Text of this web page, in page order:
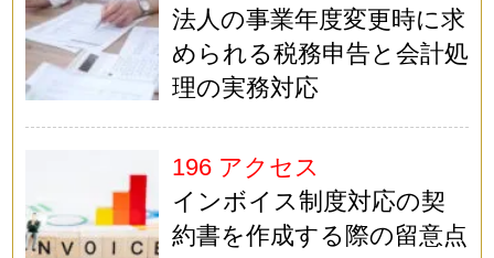
法人の事業年度変更時に求
められる税務申告と会計処
理の実務対応
196 アクセス
インボイス制度対応の契
約書を作成する際の留意点